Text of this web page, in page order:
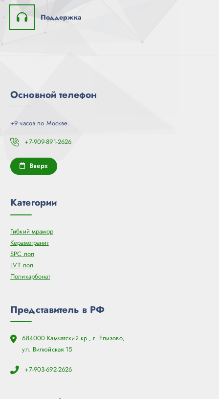
Поддержка
Основной телефон
+9 часов по Москве.
+7-909-891-2626
Вверх
Категории
Гибкий мрамор
Керамогранит
SPC пол
LVT пол
Поликарбонат
Представитель в РФ
684000 Камчатский кр., г. Елизово,
ул. Вилюйская 15
+7-903-692-2626